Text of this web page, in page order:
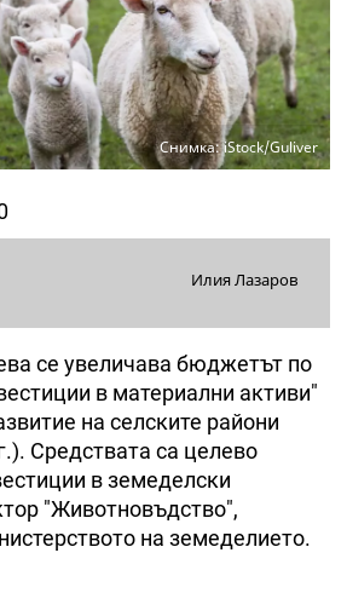
Снимка: iStock/Guliver
Илия Лазаров
се увеличава бюджетът по
в материални активи"
на селските райони
Средствата са целево
в земеделски
"Животновъдство",
на земеделието.